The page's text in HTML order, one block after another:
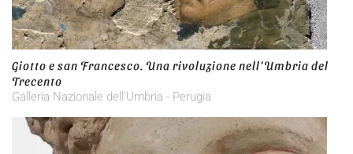
Giotto e san Francesco. Una rivoluzione nell’Umbria del
Trecento
Galleria Nazionale dell’Umbria - Perugia